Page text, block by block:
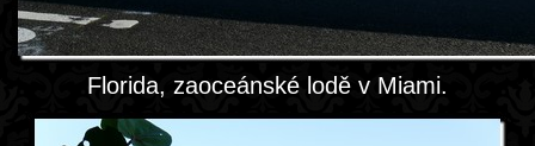
Florida, zaoceánské lodě v Miami.